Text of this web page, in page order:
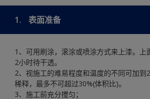
1. 表面准备
1、可用刷涂，滚涂或喷涂方式来上漆。上
2小时待干透。
2、视施工的难易程度和温度的不同可加到
稀释，最多不可超过30%(体积比)。
3、施工前充分搅匀；